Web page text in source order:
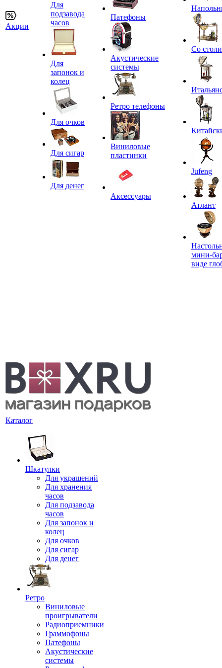
Акции
Для
подзавода
часов
Для
запонок и
колец
Для очков
Для сигар
Для денег
Патефоны
Акустические
системы
Ретро телефоны
Виниловые
пластинки
Аксессуары
Со
Jufeng
Атлант
мини-
виде
Каталог
Шкатулки
Для украшений
Для хранения
часов
Для подзавода
часов
Для запонок и
колец
Для очков
Для сигар
Для денег
Ретро
Виниловые
проигрыватели
Радиоприемники
Граммофоны
Патефоны
Акустические
системы